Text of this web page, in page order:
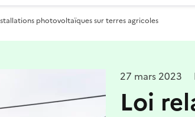
photovoltaïques sur terres agricoles
27 mars 2023
Loi